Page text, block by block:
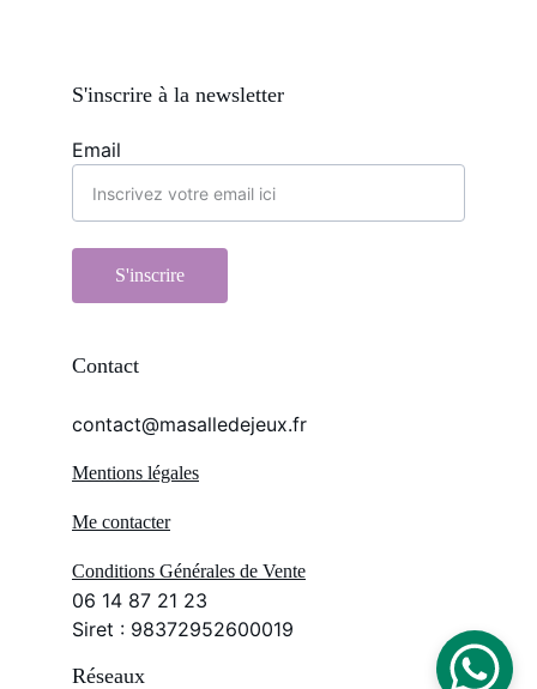
Contact
Email
S'inscrire
contact@masalledejeux.fr
Réseaux
S'inscrire à la newsletter
06 14 87 21 23
Siret : 98372952600019
Mentions légales
Conditions Générales de Vente
Me contacter